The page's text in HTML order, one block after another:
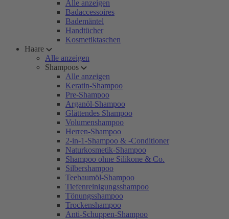
Alle anzeigen
Badaccessoires
Bademäntel
Handtücher
Kosmetiktaschen
Haare
Alle anzeigen
Shampoos
Alle anzeigen
Keratin-Shampoo
Pre-Shampoo
Arganöl-Shampoo
Glättendes Shampoo
Volumenshampoo
Herren-Shampoo
2-in-1-Shampoo & -Conditioner
Naturkosmetik-Shampoo
Shampoo ohne Silikone & Co.
Silbershampoo
Teebaumöl-Shampoo
Tiefenreinigungsshampoo
Tönungsshampoo
Trockenshampoo
Anti-Schuppen-Shampoo